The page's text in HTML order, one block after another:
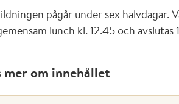
pågår under sex halvdagar.
lunch kl. 12.45 och avslutas
mer om innehållet